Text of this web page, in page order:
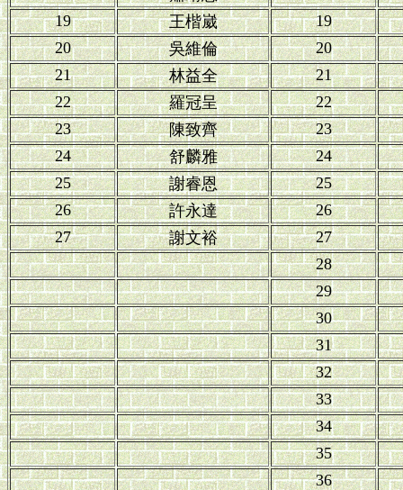
19
王楷崴
19
20
吳維倫
20
21
林益全
21
22
羅冠呈
22
23
陳致齊
23
24
舒麟雅
24
25
謝睿恩
25
26
許永達
26
27
謝文裕
27
28
29
30
31
32
33
34
35
36